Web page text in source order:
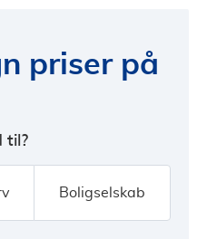
priser på
til?
Boligselskab